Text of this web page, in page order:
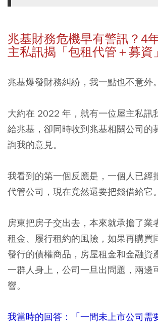
兆基財務危機早有警訊？4
主私訊揭「包租代管＋募資
兆基爆發財務糾紛，我一點也不意外。
大約在 2022 年，就有一位屋主私訊
給兆基，卻同時收到兆基相關公司的
詢我的意見。
我看到的第一個反應是，一個人已經
代管公司，現在竟然還要把錢借給它。
房東把房子交出去，本來就承擔了業
租金、履行租約的風險，如果再購買
發行的債權商品，房屋租金和金融資
一群人身上，公司一旦出問題，兩邊
響。
我當時的回答：「一間未上市公司需